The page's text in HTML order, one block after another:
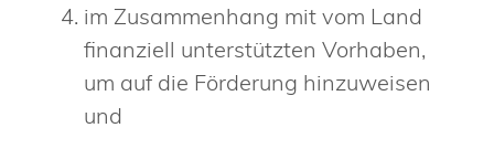
im Zusammenhang mit vom Land
finanziell unterstützten Vorhaben,
um auf die Förderung hinzuweisen
und